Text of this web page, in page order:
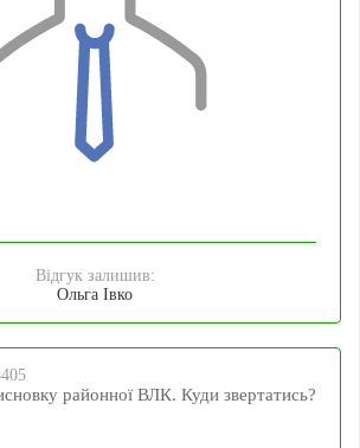
Відгук залишив:
Ольга Івко
районної ВЛК. Куди звертатись?